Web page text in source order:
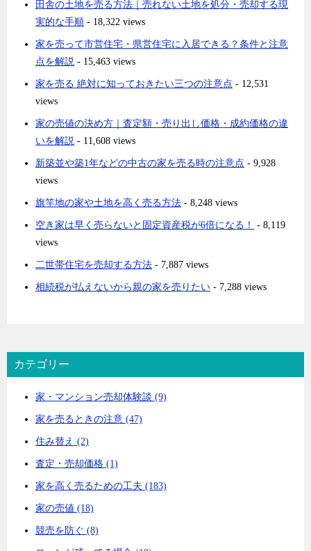
田舎の土地を売る方法｜売れない土地を処分・売却する現
実的な手順 - 18,322 views
家を売って市営住宅・県営住宅に入居できる？条件と注意
点を解説 - 15,463 views
家を売る 絶対に知っておきたい三つの注意点 - 12,531
views
家の売値の決め方｜査定額・売り出し価格・成約価格の違
いを解説 - 11,608 views
新築並や築1年などの中古の家を売る時の注意点 - 9,928
views
旗竿地の家や土地を高く売る方法 - 8,248 views
空き家は早く売らないと固定資産税が6倍になる！
- 8,119
views
二世帯住宅を売却する方法 - 7,887 views
相続税が払えないから親の家を売りたい - 7,288 views
カテゴリー
家・マンション売却体験談 (9)
家を売るときの注意 (47)
住み替え (2)
査定・売却価格 (1)
家を高く売るための工夫 (183)
家の売値 (18)
競売を防ぐ (8)